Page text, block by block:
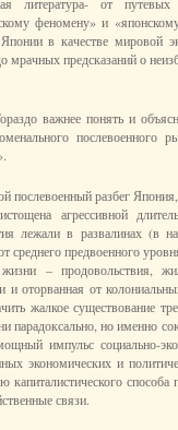
феномену» и
в качестве мировой
мрачных предсказаний о
важнее понять и
послевоенного
послевоенный разбег
агрессивной
лежали в развалинах (в
среднего предвоенного
– продовольствия,
оторванная от
жалкое существование
парадоксально, но именно
импульс
экономических и
способа
связи.